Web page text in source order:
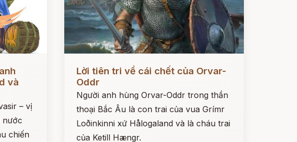
và
– vị
nước
chiến
Lời tiên tri về cái chết của Orvar-
Oddr
Người anh hùng Orvar-Oddr trong thần
thoại Bắc Âu là con trai của vua Grímr
Loðinkinni xứ Hålogaland và là cháu trai
của Ketill Hængr.